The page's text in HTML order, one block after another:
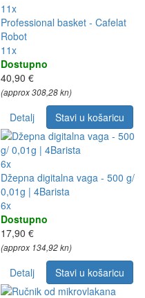
11x
Professional basket - Cafelat
Robot
11x
Dostupno
40,90 €
(approx 308,28 kn)
Detalj Stavi u košaricu
6x
Džepna digitalna vaga - 500 g/
0,01g | 4Barista
6x
Dostupno
17,90 €
(approx 134,92 kn)
Detalj Stavi u košaricu